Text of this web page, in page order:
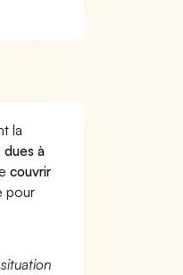
la
à
couvrir
pour